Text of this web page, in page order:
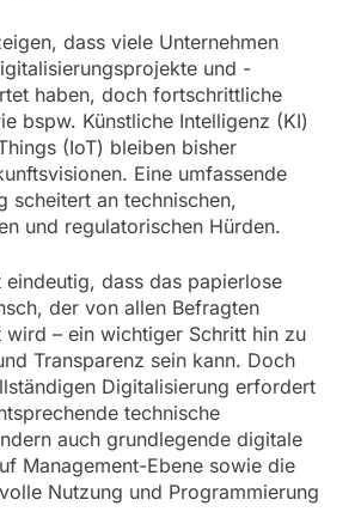
dass viele Unternehmen
und -
haben, doch fortschrittliche
bspw. Künstliche Intelligenz (KI)
(IoT) bleiben bisher
Eine umfassende
scheitert an technischen,
und regulatorischen Hürden.
eindeutig, dass das papierlose
der von allen Befragten
– ein wichtiger Schritt hin zu
Transparenz sein kann. Doch
Digitalisierung erfordert
technische
auch grundlegende digitale
Management-Ebene sowie die
Nutzung und Programmierung